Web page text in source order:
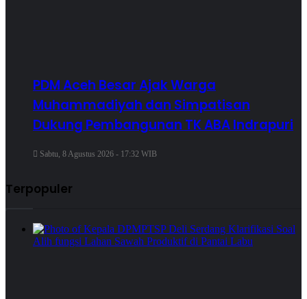
PDM Aceh Besar Ajak Warga
Muhammadiyah dan Simpatisan
Dukung Pembangunan TK ABA Indrapuri
Sabtu, 8 Agustus 2026 - 17:32 WIB
Terpopuler